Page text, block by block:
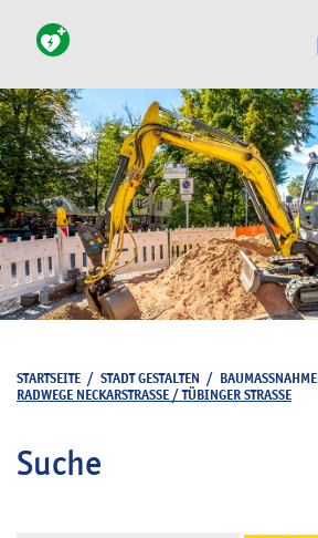
STARTSEITE / STADT GESTALTEN / BAUMASSNAHMEN
RADWEGE NECKARSTRASSE / TÜBINGER STRASSE
Suche